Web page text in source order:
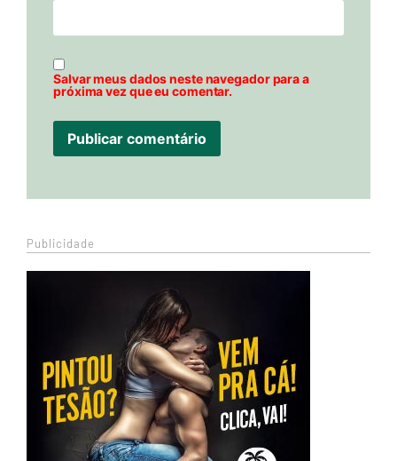
Salvar meus dados neste navegador para a
próxima vez que eu comentar.
Publicidade